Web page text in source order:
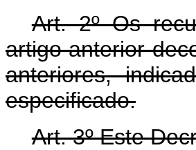
Art. 2º Os
artigo anterior
anteriores,
especificado.
Art. 3º Este